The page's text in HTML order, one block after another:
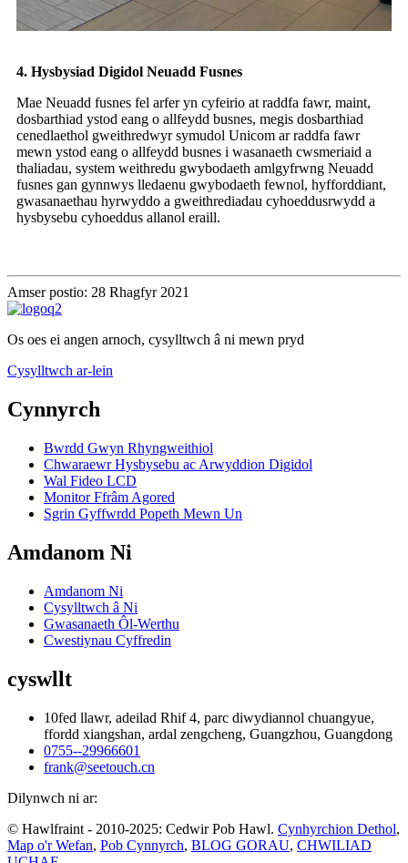
4. Hysbysiad Digidol Neuadd Fusnes
Mae Neuadd fusnes fel arfer yn cyfeirio at raddfa fawr, maint,
dosbarthiad ystod eang o allfeydd busnes, megis dosbarthiad
cenedlaethol gweithredwyr symudol Unicom ar raddfa fawr
mewn ystod eang o allfeydd busnes i wasanaeth cwsmeriaid a
thaliadau, system weithredu gwybodaeth amlgyfrwng Neuadd
fusnes gan gynnwys lledaenu gwybodaeth fewnol, hyfforddiant,
gwasanaethau hyrwyddo a gweithrediadau cyhoeddusrwydd a
hysbysebu cyhoeddus allanol eraill.
Amser postio: 28 Rhagfyr 2021
Os oes ei angen arnoch, cysylltwch â ni mewn pryd
Cysylltwch ar-lein
Cynnyrch
Bwrdd Gwyn Rhyngweithiol
Chwaraewr Hysbysebu ac Arwyddion Digidol
Wal Fideo LCD
Monitor Ffrâm Agored
Sgrin Gyffwrdd Popeth Mewn Un
Amdanom Ni
Amdanom Ni
Cysylltwch â Ni
Gwasanaeth Ôl-Werthu
Cwestiynau Cyffredin
cyswllt
10fed llawr, adeilad Rhif 4, parc diwydiannol chuangyue,
ffordd xiangshan, ardal zengcheng, Guangzhou, Guangdong
0755--29966601
frank@seetouch.cn
Dilynwch ni ar:
© Hawlfraint - 2010-2025: Cedwir Pob Hawl. Cynhyrchion Dethol,
Map o'r Wefan, Pob Cynnyrch, BLOG GORAU, CHWILIAD